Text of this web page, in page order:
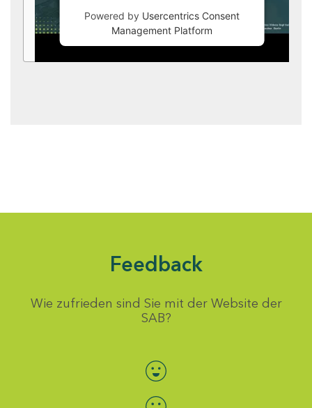
Powered by Usercentrics Consent
Management Platform
Feedback
Wie zufrieden sind Sie mit der Website der
SAB?
Bewertung auswählen